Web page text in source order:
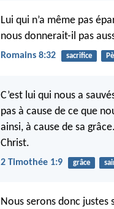
Lui qui n’a même pas
nous donnerait-il pas
Romains 8:32 sacrifice
C’est lui qui nous a
pas à cause de ce que
ainsi, à cause de sa
Christ.
2 Timothée 1:9 grâce
Nous serons donc justes